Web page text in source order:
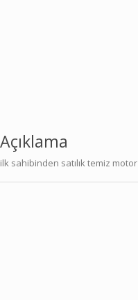
Açıklama
ilk sahibinden satılık temiz motor